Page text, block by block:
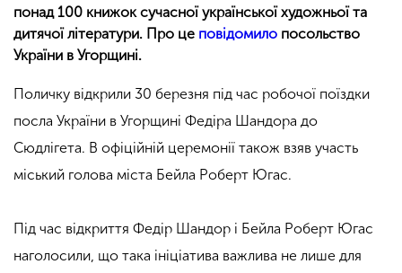
понад 100 книжок сучасної української художньої та
дитячої літератури. Про це повідомило посольство
України в Угорщині.
Поличку відкрили 30 березня під час робочої поїздки
посла України в Угорщині Федіра Шандора до
Сюдлігета. В офіційній церемонії також взяв участь
міський голова міста Бейла Роберт Югас.
Під час відкриття Федір Шандор і Бейла Роберт Югас
наголосили, що така ініціатива важлива не лише для